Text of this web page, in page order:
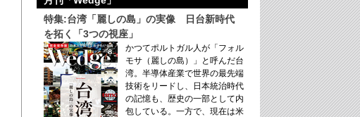
特集:台湾「麗しの島」の実像 日台新時代
を拓く「3つの視座」
かつてポルトガル人が「フォル
モサ（麗しの島）」と呼んだ台
湾。半導体産業で世界の最先端
技術をリードし、日本統治時代
の記憶も、歴史の一部として内
包している。一方で、現在は米